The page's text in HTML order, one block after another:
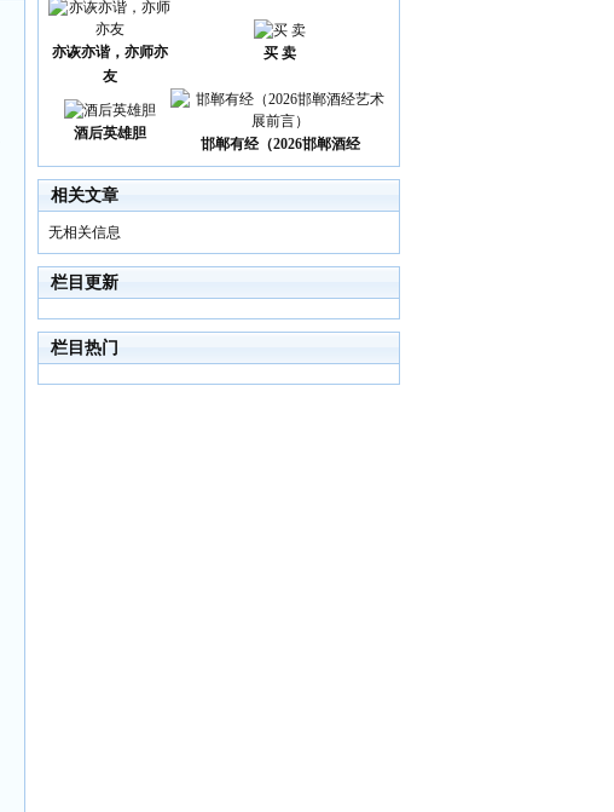
亦诙亦谐，亦师亦
友
买 卖
酒后英雄胆
邯郸有经（2026邯郸酒经
相关文章
无相关信息
栏目更新
栏目热门